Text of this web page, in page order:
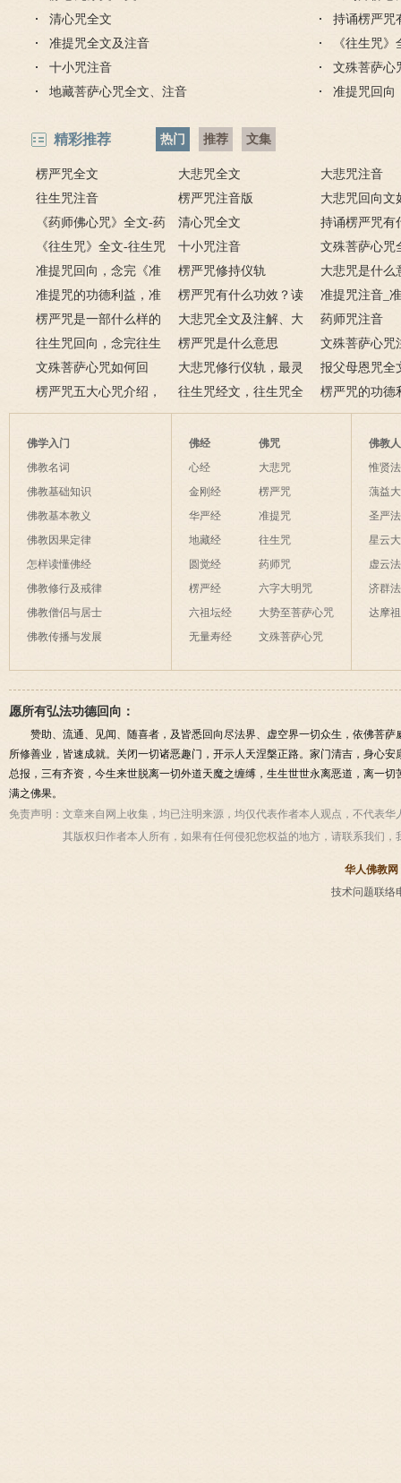
清心咒全文
持诵楞严咒
准提咒全文及注音
《往生咒
十小咒注音
文殊菩萨心
地藏菩萨心咒全文、注音
准提咒回向
精彩推荐 热门 推荐 文集
楞严咒全文 大悲咒全文
大悲咒注音
往生咒注音
楞严咒注音版
大悲咒回向文
大悲咒回向文
《药师佛心咒》全文-药
师咒原文注音及释义
清心咒全文
持诵楞严咒有
用？楞严咒的
《往生咒》全文-往生咒
注音及浅释
十小咒注音
文殊菩萨心咒
准提咒回向，念完《准
提咒》该如何回向？
楞严咒修持仪轨
大悲咒是什么
何叫大悲咒？
准提咒的功德利益，准
提咒功德利益大全
楞严咒有什么功效？读
诵楞严咒的好处
准提咒注音_
注解
楞严咒是一部什么样的
经文？楞严咒经文
大悲咒全文及注解、大
悲咒解释
药师咒注音
往生咒回向，念完往生
咒要怎么回向？
楞严咒是什么意思
文殊菩萨心咒
文殊菩萨心咒如何回
向？文殊菩萨心咒回向
大悲咒修行仪轨，最灵
验的大悲咒仪轨
报父母恩咒全
父母恩咒怎么
楞严咒五大心咒介绍，
持五大心咒的作用
往生咒经文，往生咒全
文注音及发音注解
楞严咒的功德
诵楞严咒的功
佛学入门
佛教名词
佛教基础知识
佛教基本教义
佛教因果定律
怎样读懂佛经
佛教修行及戒律
佛教僧侣与居士
佛教传播与发展
佛经
心经
金刚经
华严经
地藏经
圆觉经
楞严经
六祖坛经
无量寿经
佛咒
大悲咒
楞严咒
准提咒
往生咒
药师咒
六字大明咒
大势至菩萨心咒
文殊菩萨心咒
佛教
惟贤
蕅益
圣严
星云
虚云
济群
达摩
愿所有弘法功德回向：
赞助、流通、见闻、随喜者，及皆悉回向尽法界、虚空界一切众生，依佛菩
所修善业，皆速成就。关闭一切诸恶趣门，开示人天涅槃正路。家门清吉，身心
总报，三有齐资，今生来世脱离一切外道天魔之缠缚，生生世世永离恶道，离一
满之佛果。
免责声明： 文章来自网上收集，均已注明来源，均仅代表作者本人观点，不代表
其版权归作者本人所有，如果有任何侵犯您权益的地方，请联系我们，
华人佛教网
技术问题联络